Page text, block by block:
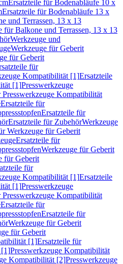
Ersatzteile für Bodenabläufe 10 x
Ersatzteile für Bodenabläufe 13 x
und Terrassen, 13 x 13
für Balkone und Terrassen, 13 x 13
Werkzeuge und
Werkzeuge für Geberit
für Geberit
für
Kompatibilität [1]Ersatzteile
[1]Presswerkzeuge
Presswerkzeuge Kompatibilität
Ersatzteile für
Ersatzteile für
Ersatzteile für ZubehörWerkzeuge
Werkzeuge für Geberit
Ersatzteile für
Werkzeuge für Geberit
für Geberit
für
Kompatibilität [1]Ersatzteile
[1]Presswerkzeuge
Presswerkzeuge Kompatibilität
Ersatzteile für
Ersatzteile für
Werkzeuge für Geberit
für Geberit
[1]Ersatzteile für
[1]Presswerkzeuge Kompatibilität
Kompatibilität [2]Presswerkzeuge